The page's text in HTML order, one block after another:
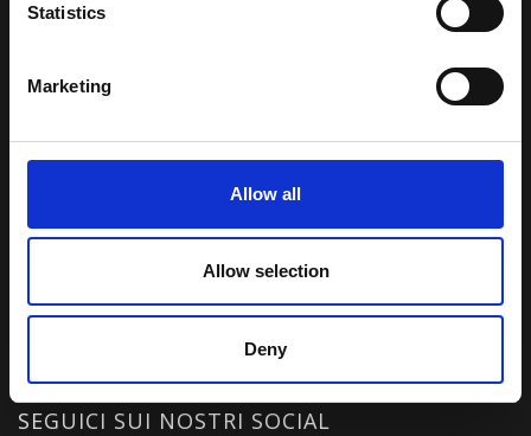
Statistics
Marketing
Allow all
Allow selection
Deny
LA NOSTRA MISSION
Una comunità di appassionati della cultura tibetana che hanno
Una regione affascinante, densa di spiritualità che con i suoi
paesaggi e la sua gente è capace di riempire il cuore.
della cultura, della storia e della religione del paese e rendere più
vicina la possibilità per chiunque voglia – almeno una volta nella vita
SEGUICI SUI NOSTRI SOCIAL